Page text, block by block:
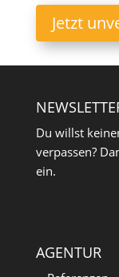
Jetzt
Du willst
verpassen?
ein.
AGENTUR